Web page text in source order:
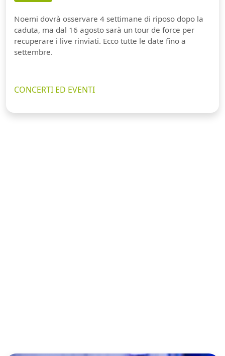
Noemi dovrà osservare 4 settimane di riposo dopo la
caduta, ma dal 16 agosto sarà un tour de force per
recuperare i live rinviati. Ecco tutte le date fino a
settembre.
CONCERTI ED EVENTI